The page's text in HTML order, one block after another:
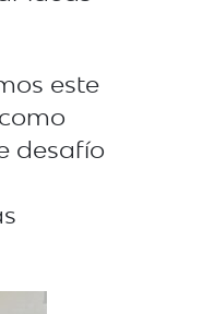
este
desafío